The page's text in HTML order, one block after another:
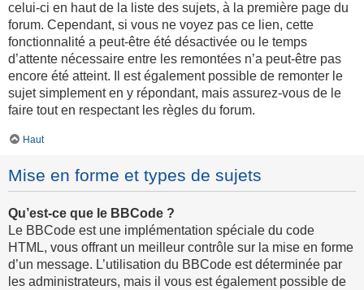
celui-ci en haut de la liste des sujets, à la première page du
forum. Cependant, si vous ne voyez pas ce lien, cette
fonctionnalité a peut-être été désactivée ou le temps
d’attente nécessaire entre les remontées n’a peut-être pas
encore été atteint. Il est également possible de remonter le
sujet simplement en y répondant, mais assurez-vous de le
faire tout en respectant les règles du forum.
Haut
Mise en forme et types de sujets
Qu’est-ce que le BBCode ?
Le BBCode est une implémentation spéciale du code
HTML, vous offrant un meilleur contrôle sur la mise en forme
d’un message. L’utilisation du BBCode est déterminée par
les administrateurs, mais il vous est également possible de